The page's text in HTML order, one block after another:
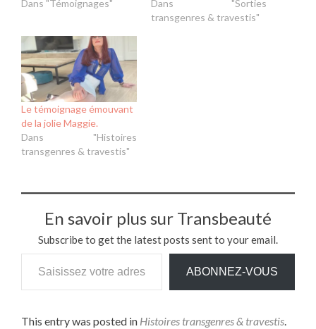
Dans "Témoignages"
Dans "Sorties
transgenres & travestis"
Le témoignage émouvant
de la jolie Maggie.
Dans "Histoires
transgenres & travestis"
En savoir plus sur Transbeauté
Subscribe to get the latest posts sent to your email.
Saisissez votre adresse e-mail…
ABONNEZ-VOUS
This entry was posted in Histoires transgenres & travestis.